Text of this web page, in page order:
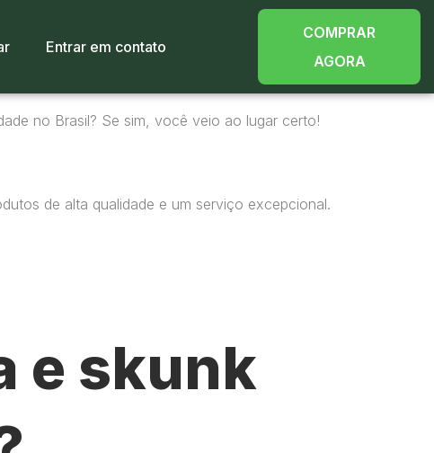
Entrar em contato
COMPRAR
AGORA
no Brasil? Se sim, você veio ao lugar certo!
de alta qualidade e um serviço excepcional.
e skunk